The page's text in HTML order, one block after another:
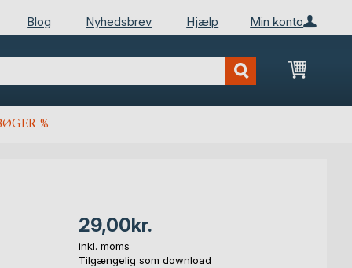
Min konto
Blog Nyhedsbrev Hjælp
Min
%
29,00kr.
inkl. moms
Tilgængelig som download